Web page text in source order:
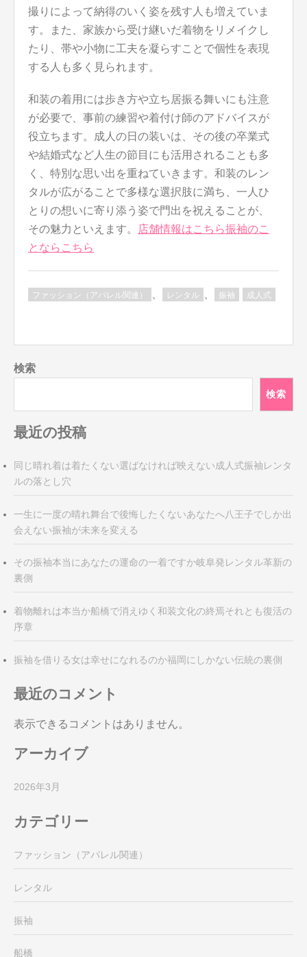
撮りによって納得のいく姿を残す人も増えていま
す。また、家族から受け継いだ着物をリメイクし
たり、帯や小物に工夫を凝らすことで個性を表現
する人も多く見られます。
和装の着用には歩き方や立ち居振る舞いにも注意
が必要で、事前の練習や着付け師のアドバイスが
役立ちます。成人の日の装いは、その後の卒業式
や結婚式など人生の節目にも活用されることも多
く、特別な思い出を重ねていきます。和装のレン
タルが広がることで多様な選択肢に満ち、一人ひ
とりの想いに寄り添う姿で門出を祝えることが、
その魅力といえます。
店舗情報はこちら振袖のこ
とならこちら
ファッション（アパレル関連） レンタル 振袖 成人式
検索
検索
最近の投稿
同じ晴れ着は着たくない選ばなければ映えない成人式振袖レンタ
ルの落とし穴
一生に一度の晴れ舞台で後悔したくないあなたへ八王子でしか出
会えない振袖が未来を変える
その振袖本当にあなたの運命の一着ですか岐阜発レンタル革新の
裏側
着物離れは本当か船橋で消えゆく和装文化の終焉それとも復活の
序章
振袖を借りる女は幸せになれるのか福岡にしかない伝統の裏側
最近のコメント
表示できるコメントはありません。
アーカイブ
2026年3月
カテゴリー
ファッション（アパレル関連）
レンタル
振袖
船橋